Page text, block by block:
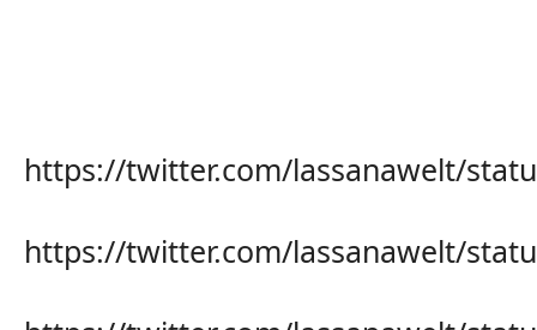
https://twitter.com/lassanawelt/
https://twitter.com/lassanawelt/